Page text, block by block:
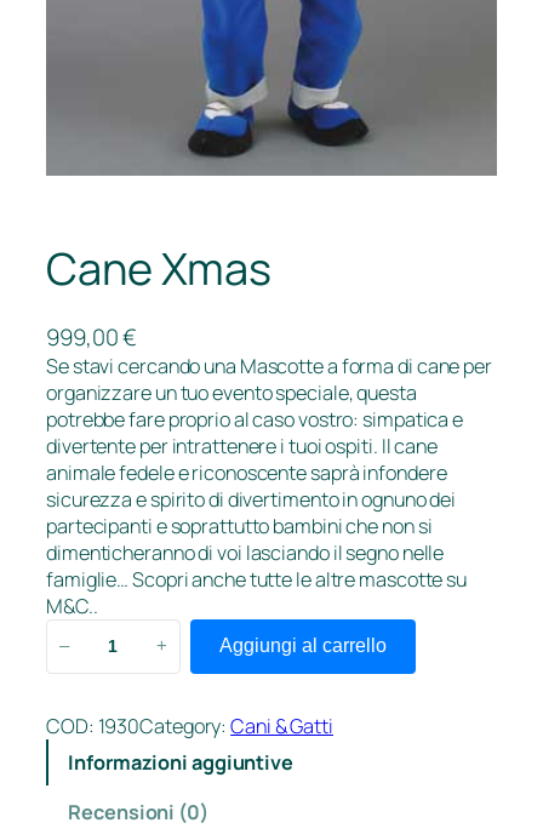
Cane Xmas
999,00€
Se stavi cercando una Mascotte a forma di cane per
organizzare un tuo evento speciale, questa
potrebbe fare proprio al caso vostro: simpatica e
divertente per intrattenere i tuoi ospiti. Il cane
animale fedele e riconoscente saprà infondere
sicurezza e spirito di divertimento in ognuno dei
partecipanti e soprattutto bambini che non si
dimenticheranno di voi lasciando il segno nelle
famiglie… Scopri anche tutte le altre mascotte su
M&C..
e
X
m
– + Aggiungi al carrello
COD: 1930Category:Cani & Gatti
Informazioni aggiuntive
Recensioni (0)